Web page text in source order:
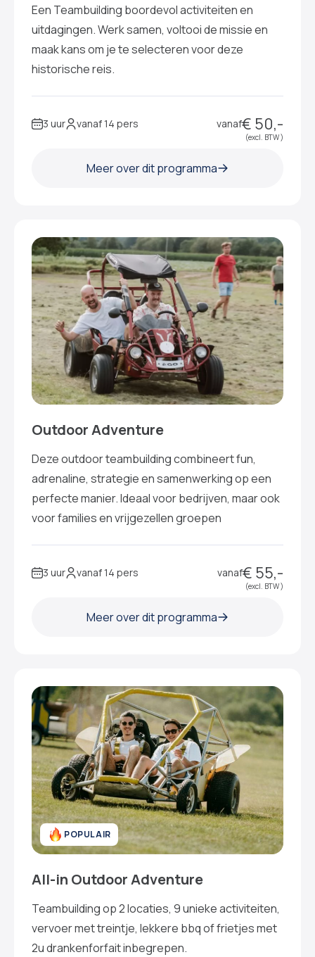
Een Teambuilding boordevol activiteiten en
uitdagingen. Werk samen, voltooi de missie en
maak kans om je te selecteren voor deze
historische reis.
3 uur vanaf 14 pers vanaf€ 50,-
(excl. BTW )
Meer over dit programma
Outdoor Adventure
Deze outdoor teambuilding combineert fun,
adrenaline, strategie en samenwerking op een
perfecte manier. Ideaal voor bedrijven, maar ook
voor families en vrijgezellen groepen
3 uur vanaf 14 pers vanaf€ 55,-
(excl. BTW )
Meer over dit programma
POPULAIR
All-in Outdoor Adventure
Teambuilding op 2 locaties, 9 unieke activiteiten,
vervoer met treintje, lekkere bbq of frietjes met
2u drankenforfait inbegrepen.